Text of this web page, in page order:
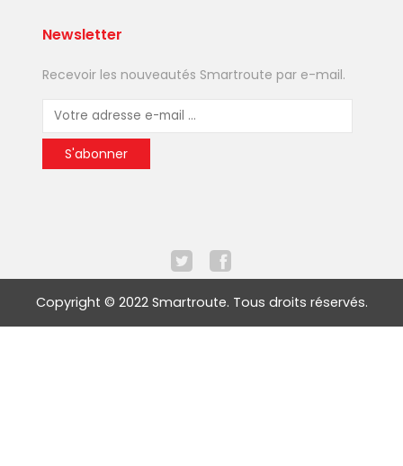
Newsletter
Recevoir les nouveautés Smartroute par e-mail.
Copyright © 2022 Smartroute. Tous droits réservés.